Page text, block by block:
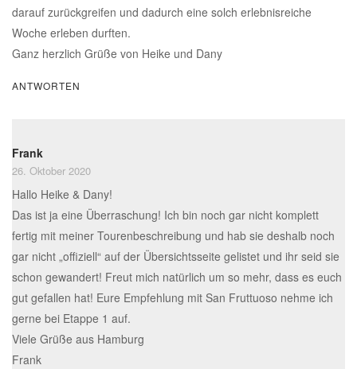
darauf zurückgreifen und dadurch eine solch erlebnisreiche
Woche erleben durften.
Ganz herzlich Grüße von Heike und Dany
ANTWORTEN
Frank
26. Oktober 2020
Hallo Heike & Dany!
Das ist ja eine Überraschung! Ich bin noch gar nicht komplett
fertig mit meiner Tourenbeschreibung und hab sie deshalb noch
gar nicht „offiziell“ auf der Übersichtsseite gelistet und ihr seid sie
schon gewandert! Freut mich natürlich um so mehr, dass es euch
gut gefallen hat! Eure Empfehlung mit San Fruttuoso nehme ich
gerne bei Etappe 1 auf.
Viele Grüße aus Hamburg
Frank